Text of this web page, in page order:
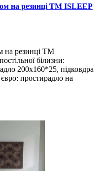
на резинці ТМ ISLEEP
на резинці ТМ
білизни:
200х160*25, підковдра
простирадло на